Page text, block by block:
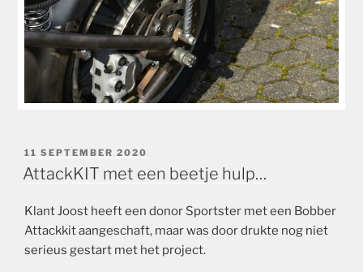
GEPLAATST
OP
11 SEPTEMBER 2020
AttackKIT met een beetje hulp…
Klant Joost heeft een donor Sportster met een Bobber
Attackkit aangeschaft, maar was door drukte nog niet
serieus gestart met het project.